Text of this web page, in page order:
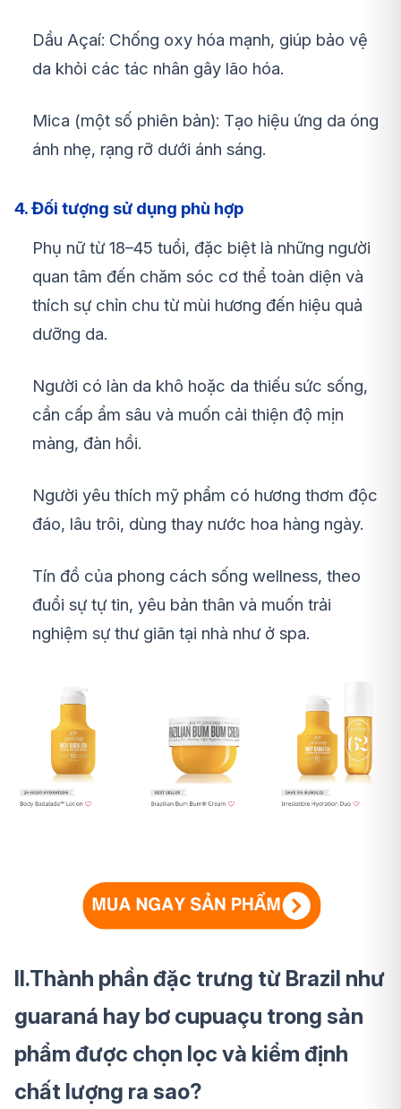
Dầu Açaí: Chống oxy hóa mạnh, giúp bảo vệ
da khỏi các tác nhân gây lão hóa.
Mica (một số phiên bản): Tạo hiệu ứng da óng
ánh nhẹ, rạng rỡ dưới ánh sáng.
4. Đối tượng sử dụng phù hợp
Phụ nữ từ 18–45 tuổi, đặc biệt là những người
quan tâm đến chăm sóc cơ thể toàn diện và
thích sự chỉn chu từ mùi hương đến hiệu quả
dưỡng da.
Người có làn da khô hoặc da thiếu sức sống,
cần cấp ẩm sâu và muốn cải thiện độ mịn
màng, đàn hồi.
Người yêu thích mỹ phẩm có hương thơm độc
đáo, lâu trôi, dùng thay nước hoa hàng ngày.
Tín đồ của phong cách sống wellness, theo
đuổi sự tự tin, yêu bản thân và muốn trải
nghiệm sự thư giãn tại nhà như ở spa.
II.Thành phần đặc trưng từ Brazil như
guaraná hay bơ cupuaçu trong sản
phẩm được chọn lọc và kiểm định
chất lượng ra sao?